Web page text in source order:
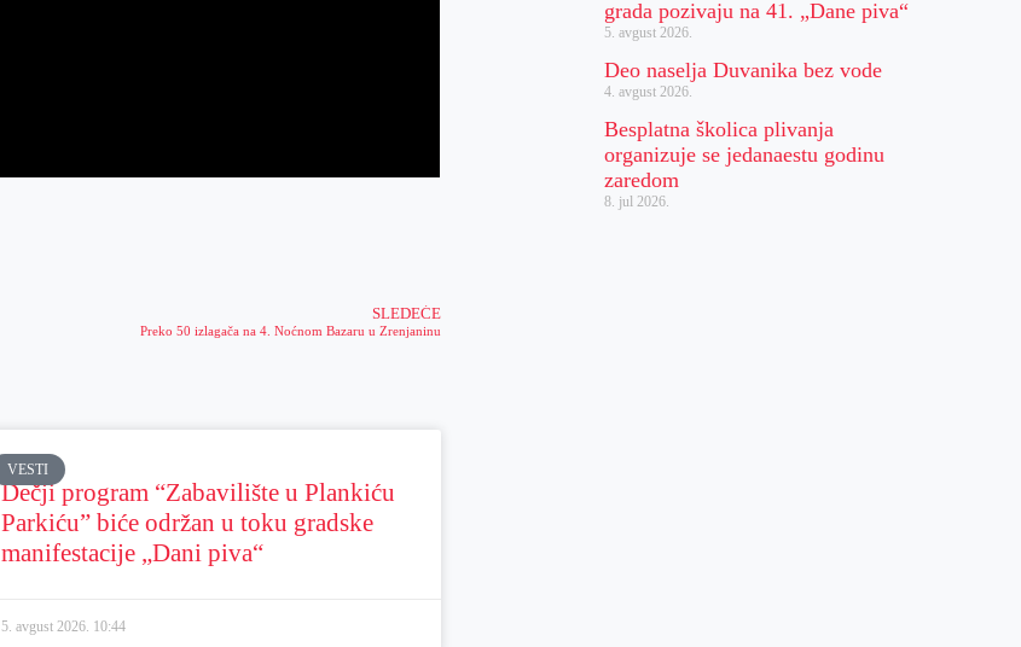
SLEDEĆE
Preko 50 izlagača na 4. Noćnom Bazaru u Zrenjaninu
VESTI
Dečji program “Zabavilište u Plankiću
Parkiću” biće održan u toku gradske
manifestacije „Dani piva“
5. avgust 2026. 10:44
grada pozivaju na 41. „Dane piva“
5. avgust 2026.
Deo naselja Duvanika bez vode
4. avgust 2026.
Besplatna školica plivanja
organizuje se jedanaestu godinu
zaredom
8. jul 2026.